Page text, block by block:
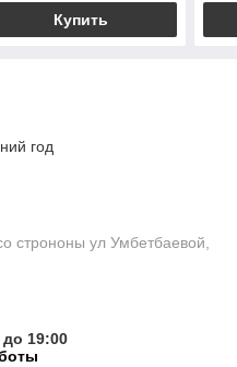
Купить
год
строноны ул Умбетбаевой,
до 19:00